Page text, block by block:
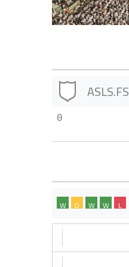
ASLS.FS
0
L
W
W
D
W